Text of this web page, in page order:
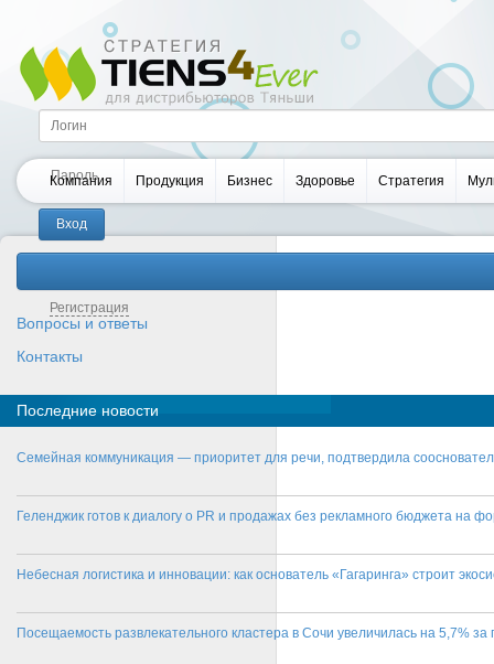
Регистрация
Компания Продукция Бизнес Здоровье Стратегия
Вопросы и ответы
Контакты
Последние новости
Семейная коммуникация — приоритет для речи, подтвердила
Геленджик готов к диалогу о PR и продажах без рекламного бюджета на
Небесная логистика и инновации: как основатель «Гагаринга» строит
Посещаемость развлекательного кластера в Сочи увеличилась на 5,7% за